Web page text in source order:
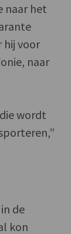
naar het
hij voor
naar
wordt
de
kon